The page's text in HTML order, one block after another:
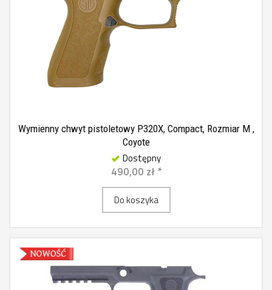
Wymienny chwyt pistoletowy P320X, Compact, Rozmiar M ,
Coyote
Dostępny
490,00 zł *
Do koszyka